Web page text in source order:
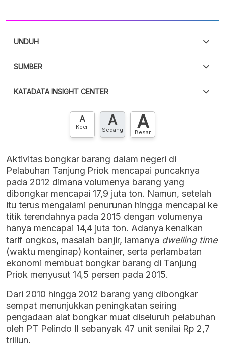
UNDUH
XLS
SUMBER
punya akun?Silakan Daftar sekarang
KATADATA INSIGHT CENTER
Hubungi sekarang »
A
Kecil A
Sedang A
Besar
Aktivitas bongkar barang dalam negeri di
Pelabuhan Tanjung Priok mencapai puncaknya
pada 2012 dimana volumenya barang yang
dibongkar mencapai 17,9 juta ton. Namun, setelah
itu terus mengalami penurunan hingga mencapai ke
titik terendahnya pada 2015 dengan volumenya
hanya mencapai 14,4 juta ton. Adanya kenaikan
tarif ongkos, masalah banjir, lamanya dwelling time
(waktu menginap) kontainer, serta perlambatan
ekonomi membuat bongkar barang di Tanjung
Priok menyusut 14,5 persen pada 2015.
Dari 2010 hingga 2012 barang yang dibongkar
sempat menunjukkan peningkatan seiring
pengadaan alat bongkar muat diseluruh pelabuhan
oleh PT Pelindo II sebanyak 47 unit senilai Rp 2,7
triliun.